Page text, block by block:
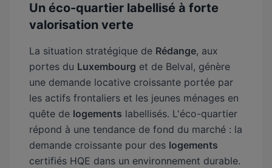
Un éco-quartier labellisé à forte
valorisation verte
La situation stratégique de Rédange, aux
portes du Luxembourg et de Belval, génère
une demande locative croissante portée par
les actifs frontaliers et les jeunes ménages en
quête de logements labellisés. L'éco-quartier
répond à une tendance de fond du marché : la
demande croissante pour des logements
certifiés HQE dans un environnement durable.